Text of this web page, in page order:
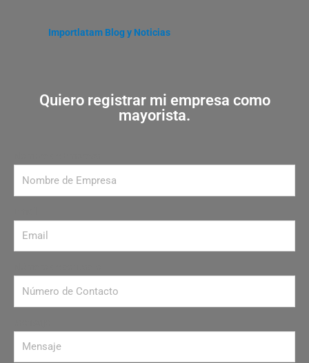
Importlatam Blog y Noticias
Quiero registrar mi empresa como
mayorista.